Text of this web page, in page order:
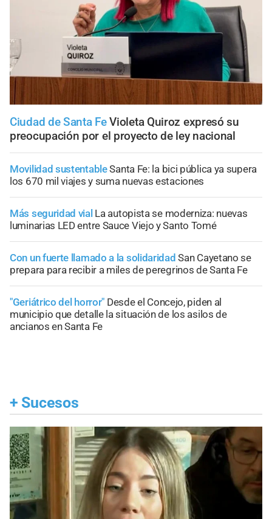
Ciudad de Santa Fe Violeta Quiroz expresó su
preocupación por el proyecto de ley nacional
Movilidad sustentableSanta Fe: la bici pública ya supera
los 670 mil viajes y suma nuevas estaciones
Más seguridad vial La autopista se moderniza: nuevas
luminarias LED entre Sauce Viejo y Santo Tomé
Con un fuerte llamado a la solidaridad San Cayetano se
prepara para recibir a miles de peregrinos de Santa Fe
"Geriátrico del horror" Desde el Concejo, piden al
municipio que detalle la situación de los asilos de
ancianos en Santa Fe
+ Sucesos